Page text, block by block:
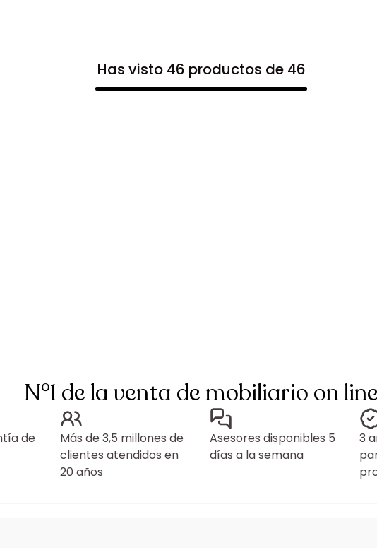
Has visto 46 productos de 46
N°1 de la venta de mobiliario on
de
Más de 3,5 millones de
clientes atendidos en
20 años
Asesores disponibles 5
días a la semana
3